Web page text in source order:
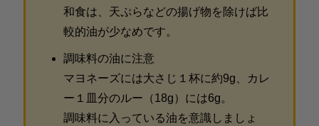
和食は、天ぷらなどの揚げ物を除けば比
較的油が少なめです。
調味料の油に注意
マヨネーズには大さじ１杯に約9g、カレ
ー１皿分のルー（18g）には6g。
調味料に入っている油を意識しましょ